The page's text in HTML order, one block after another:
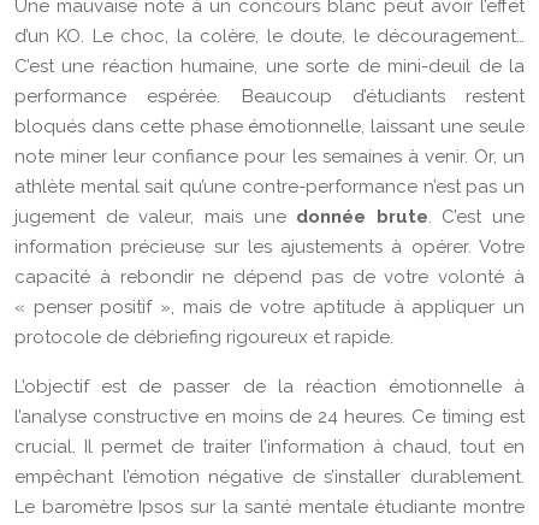
Une mauvaise note à un concours blanc peut avoir l’effet
d’un KO. Le choc, la colère, le doute, le découragement…
C’est une réaction humaine, une sorte de mini-deuil de la
performance espérée. Beaucoup d’étudiants restent
bloqués dans cette phase émotionnelle, laissant une seule
note miner leur confiance pour les semaines à venir. Or, un
athlète mental sait qu’une contre-performance n’est pas un
jugement de valeur, mais une donnée brute. C’est une
information précieuse sur les ajustements à opérer. Votre
capacité à rebondir ne dépend pas de votre volonté à
« penser positif », mais de votre aptitude à appliquer un
protocole de débriefing rigoureux et rapide.
L’objectif est de passer de la réaction émotionnelle à
l’analyse constructive en moins de 24 heures. Ce timing est
crucial. Il permet de traiter l’information à chaud, tout en
empêchant l’émotion négative de s’installer durablement.
Le baromètre Ipsos sur la santé mentale étudiante montre